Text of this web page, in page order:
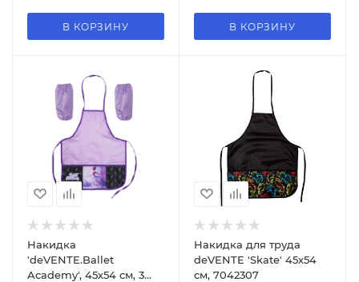
В КОРЗИНУ В КОРЗИНУ
Накидка
'deVENTE.Ballet
Academy', 45х54 см, 3
Накидка для труда
deVENTE 'Skate' 45х54
см, 7042307